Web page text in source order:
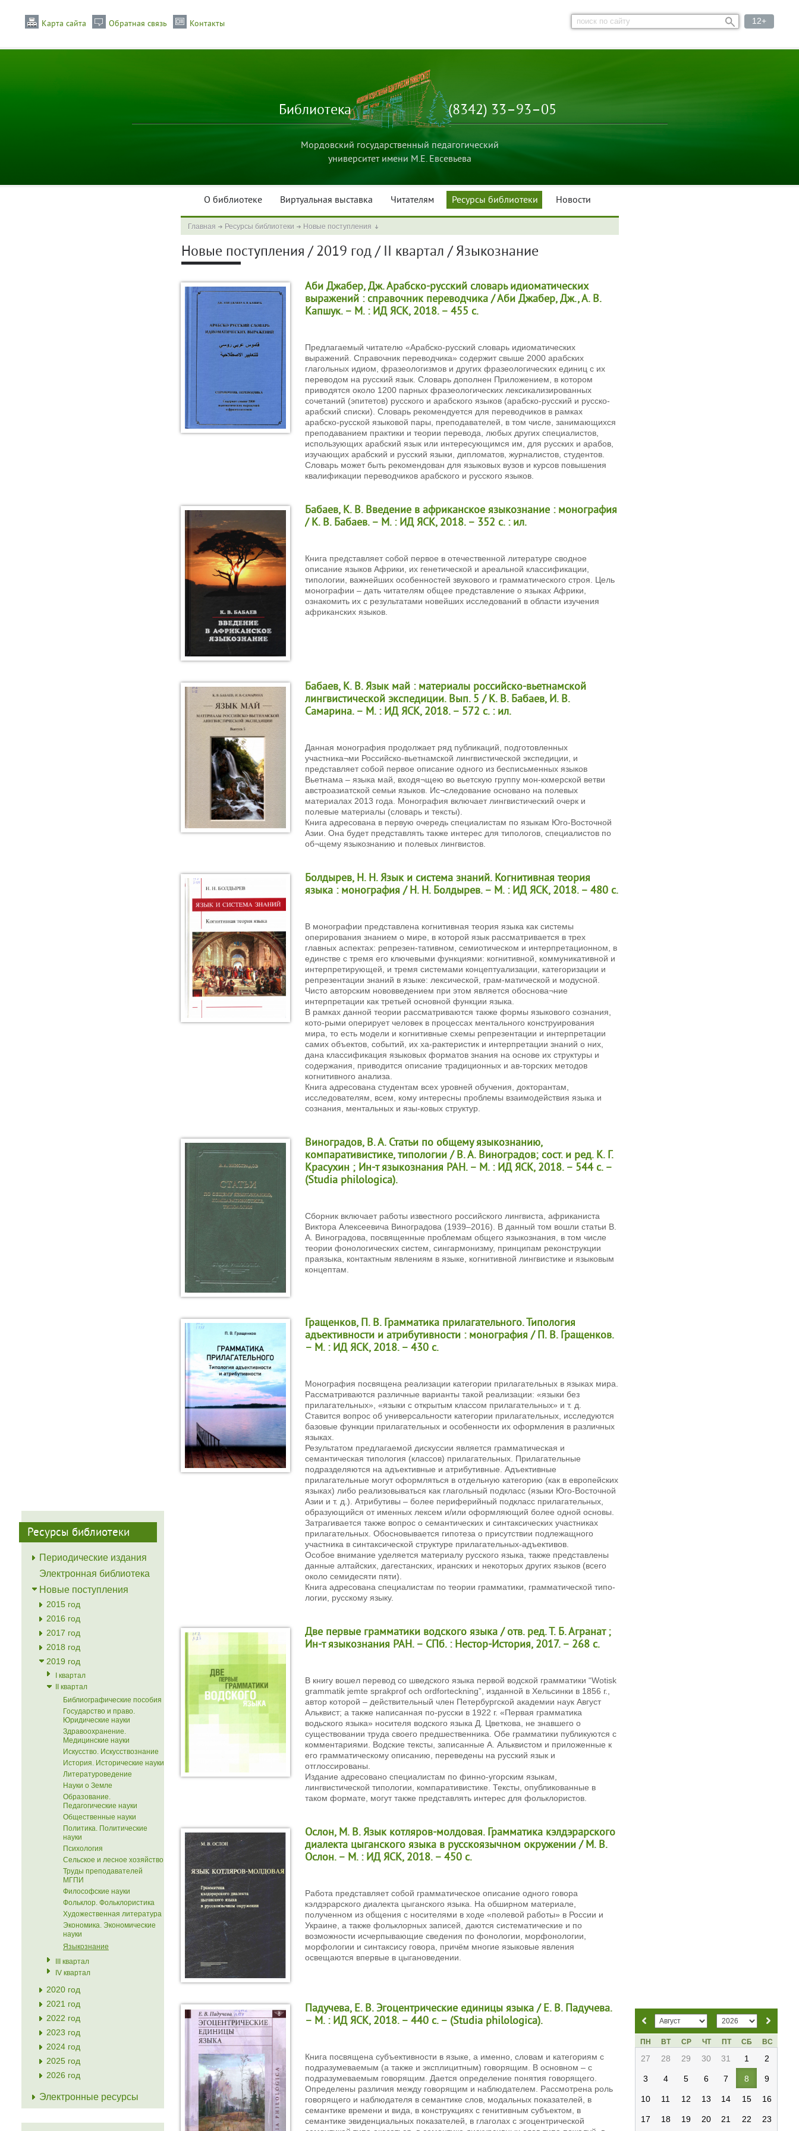
Карта сайта Обратная связь Контакты 12+
Библиотека (8342) 33–93–05
Мордовский государственный педагогический
университет имени М.Е. Евсевьева
О библиотеке Виртуальная выставка Читателям Ресурсы библиотеки Новости
Ресурсы библиотеки
Периодические издания
Электронная библиотека
Новые поступления
2015 год
2016 год
2017 год
2018 год
2019 год
I квартал
II квартал
Библиографические пособия
Государство и право.
Юридические науки
Здравоохранение.
Медицинские науки
Искусство. Искусствознание
История. Исторические науки
Литературоведение
Науки о Земле
Образование.
Педагогические науки
Общественные науки
Политика. Политические
науки
Психология
Сельское и лесное хозяйство
Труды преподавателей
МГПИ
Философские науки
Фольклор. Фольклористика
Художественная литература
Экономика. Экономические
науки
Языкознание
III квартал
IV квартал
2020 год
2021 год
2022 год
2023 год
2024 год
2025 год
2026 год
Электронные ресурсы
Главная Ресурсы библиотеки Новые поступления
Новые поступления / 2019 год / II квартал / Языкознание
Аби Джабер, Дж. Арабско-русский словарь идиоматических
выражений : справочник переводчика / Аби Джабер, Дж., А. В.
Капшук. – М. : ИД ЯСК, 2018. – 455 с.
Предлагаемый читателю «Арабско-русский словарь идиоматических
выражений. Справочник переводчика» содержит свыше 2000 арабских
глагольных идиом, фразеологизмов и других фразеологических единиц с их
переводом на русский язык. Словарь дополнен Приложением, в котором
приводятся около 1200 парных фразеологических лексикализированных
сочетаний (эпитетов) русского и арабского языков (арабско-русский и русско-
арабский списки). Словарь рекомендуется для переводчиков в рамках
арабско-русской языковой пары, преподавателей, в том числе, занимающихся
преподаванием практики и теории перевода, любых других специалистов,
использующих арабский язык или интересующимся им, для русских и арабов,
изучающих арабский и русский языки, дипломатов, журналистов, студентов.
Словарь может быть рекомендован для языковых вузов и курсов повышения
квалификации переводчиков арабского и русского языков.
Бабаев, К. В. Введение в африканское языкознание : монография
/ К. В. Бабаев. – М. : ИД ЯСК, 2018. – 352 с. : ил.
Книга представляет собой первое в отечественной литературе сводное
описание языков Африки, их генетической и ареальной классификации,
типологии, важнейших особенностей звукового и грамматического строя. Цель
монографии – дать читателям общее представление о языках Африки,
ознакомить их с результатами новейших исследований в области изучения
африканских языков.
Бабаев, К. В. Язык май : материалы российско-вьетнамской
лингвистической экспедиции. Вып. 5 / К. В. Бабаев, И. В.
Самарина. – М. : ИД ЯСК, 2018. – 572 с. : ил.
Данная монография продолжает ряд публикаций, подготовленных
участника¬ми Российско-вьетнамской лингвистической экспедиции, и
представляет собой первое описание одного из бесписьменных языков
Вьетнама – языка май, входя¬щею во вьетскую группу мон-кхмерской ветви
австроазиатской семьи языков. Ис¬следование основано на полевых
материалах 2013 года. Монография включает лингвистический очерк и
полевые материалы (словарь и тексты).
Книга адресована в первую очередь специалистам по языкам Юго-Восточной
Азии. Она будет представлять также интерес для типологов, специалистов по
об¬щему языкознанию и полевых лингвистов.
Болдырев, Н. Н. Язык и система знаний. Когнитивная теория
языка : монография / Н. Н. Болдырев. – М. : ИД ЯСК, 2018. – 480 с.
В монографии представлена когнитивная теория языка как системы
оперирования знанием о мире, в которой язык рассматривается в трех
главных аспектах: репрезен-тативном, семиотическом и интерпретационном, в
единстве с тремя его ключевыми функциями: когнитивной, коммуникативной и
интерпретирующей, и тремя системами концептуализации, категоризации и
репрезентации знаний в языке: лексической, грам-матической и модусной.
Чисто авторским нововведением при этом является обоснова¬ние
интерпретации как третьей основной функции языка.
В рамках данной теории рассматриваются также формы языкового сознания,
кото-рыми оперирует человек в процессах ментального конструирования
мира, то есть модели и когнитивные схемы репрезентации и интерпретации
самих объектов, событий, их ха-рактеристик и интерпретации знаний о них,
дана классификация языковых форматов знания на основе их структуры и
содержания, приводится описание традиционных и ав-торских методов
когнитивного анализа.
Книга адресована студентам всех уровней обучения, докторантам,
исследователям, всем, кому интересны проблемы взаимодействия языка и
сознания, ментальных и язы-ковых структур.
Виноградов, В. А. Статьи по общему языкознанию,
компаративистике, типологии / В. А. Виноградов; сост. и ред. К. Г.
Красухин ; Ин-т языкознания РАН. – М. : ИД ЯСК, 2018. – 544 с. –
(Studia philologica).
Сборник включает работы известного российского лингвиста, африканиста
Виктора Алексеевича Виноградова (1939–2016). В данный том вошли статьи В.
А. Виноградова, посвященные проблемам общего языкознания, в том числе
теории фонологических систем, сингармонизму, принципам реконструкции
праязыка, контактным явлениям в языке, когнитивной лингвистике и языковым
концептам.
Гращенков, П. В. Грамматика прилагательного. Типология
адъективности и атрибутивности : монография / П. В. Гращенков.
– М. : ИД ЯСК, 2018. – 430 с.
Монография посвящена реализации категории прилагательных в языках мира.
Рассматриваются различные варианты такой реализации: «языки без
прилагательных», «языки с открытым классом прилагательных» и т. д.
Ставится вопрос об универсальности категории прилагательных, исследуются
базовые функции прилагательных и особенности их оформления в различных
языках.
Результатом предлагаемой дискуссии является грамматическая и
семантическая типология (классов) прилагательных. Прилагательные
подразделяются на адъективные и атрибутивные. Адъективные
прилагательные могут оформляться в отдельную категорию (как в европейских
языках) либо реализовываться как глагольный подкласс (языки Юго-Восточной
Азии и т. д.). Атрибутивы – более периферийный подкласс прилагательных,
образующийся от именных лексем и/или оформляющий более одной основы.
Затрагивается также вопрос о семантических и синтаксических участниках
прилагательных. Обосновывается гипотеза о присутствии подлежащного
участника в синтаксической структуре прилагательных-адъективов.
Особое внимание уделяется материалу русского языка, также представлены
данные алтайских, дагестанских, иранских и некоторых других языков (всего
около семидесяти пяти).
Книга адресована специалистам по теории грамматики, грамматической типо-
логии, русскому языку.
Две первые грамматики водского языка / отв. ред. Т. Б. Агранат ;
Ин-т языкознания РАН. – СПб. : Нестор-История, 2017. – 268 с.
В книгу вошел перевод со шведского языка первой водской грамматики “Wotisk
grammatik jemte sprakprof och ordforteckning”, изданной в Хельсинки в 1856 г.,
автор которой – действительный член Петербургской академии наук Август
Альквист; а также написанная по-русски в 1922 г. «Первая грамматика
водьского языка» носителя водского языка Д. Цветкова, не знавшего о
существовании труда своего предшественника. Обе грамматики публикуются с
комментариями. Водские тексты, записанные А. Альквистом и приложенные к
его грамматическому описанию, переведены на русский язык и
отглоссированы.
Издание адресовано специалистам по финно-угорским языкам,
лингвистической типологии, компаративистике. Тексты, опубликованные в
таком формате, могут также представлять интерес для фольклористов.
Ослон, М. В. Язык котляров-молдовая. Грамматика кэлдэрарского
диалекта цыганского языка в русскоязычном окружении / М. В.
Ослон. – М. : ИД ЯСК, 2018. – 450 с.
Работа представляет собой грамматическое описание одного говора
кэлдэрарского диалекта цыганского языка. На обширном материале,
полученном из общения с носителями в ходе «полевой работы» в России и
Украине, а также фольклорных записей, даются систематические и по
возможности исчерпывающие сведения по фонологии, морфонологии,
морфологии и синтаксису говора, причём многие языковые явления
освещаются впервые в цыгановедении.
Падучева, Е. В. Эгоцентрические единицы языка / Е. В. Падучева.
– М. : ИД ЯСК, 2018. – 440 с. – (Studia philologica).
Книга посвящена субъективности в языке, а именно, словам и категориям с
подразумеваемым (а также и эксплицитным) говорящим. В основном – с
подразумеваемым говорящим. Дается определение понятия говорящего.
Определены различия между говорящим и наблюдателем. Рассмотрена роль
говорящего и наблюдателя в семантике слов, модальных показателей, в
семантике времени и вида, в конструкциях с генитивным субъектом, в
семантике эвиденциальных показателей, в глаголах с эгоцентрической
ПН ВТ СР ЧТ ПТ СБ ВС
27 28 29 30 31 1 2
3 4 5 6 7 8 9
10 11 12 13 14 15 16
17 18 19 20 21 22 23